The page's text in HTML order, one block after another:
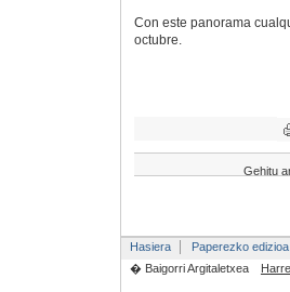
Con este panorama
octubre.
Gehitu
Hasiera Paperezko edizioa
� Baigorri Argitaletxea